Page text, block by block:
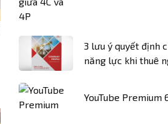
3 lưu ý quyết định
năng lực khi thuê
YouTube Premium